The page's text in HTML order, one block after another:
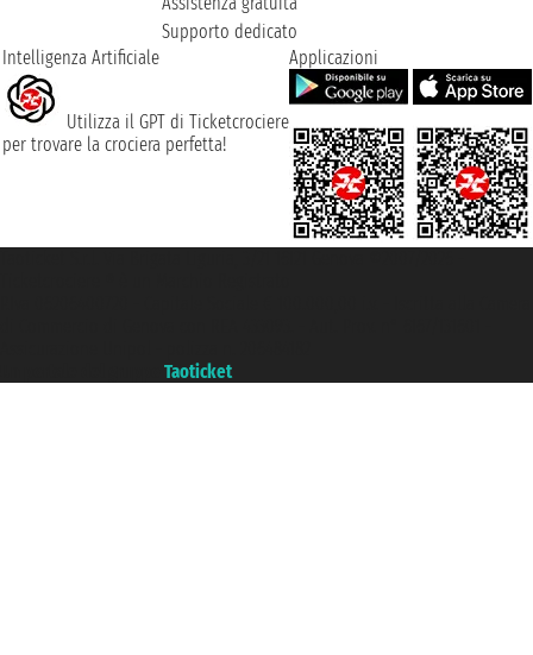
Supporto dedicato
Intelligenza Artificiale
Utilizza il GPT di Ticketcrociere
per trovare la crociera perfetta!
Applicazioni
Taoticket